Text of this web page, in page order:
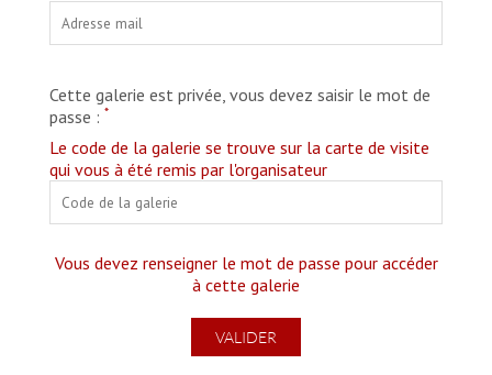
Cette galerie est privée, vous devez saisir le mot de
passe : *
Le code de la galerie se trouve sur la carte de visite
qui vous à été remis par l'organisateur
Vous devez renseigner le mot de passe pour accéder
à cette galerie